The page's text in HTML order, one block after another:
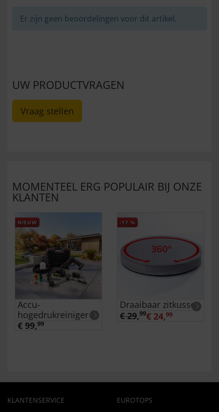
Er zijn geen beoordelingen voor dit artikel.
UW PRODUCTVRAGEN
Vraag stellen
MOMENTEEL ERG POPULAIR BIJ ONZE
KLANTEN
NIEUW
Accu-
hogedrukreiniger
€ 99,99
-17 %
Draaibaar zitkussen
€ 29,99€ 24,99
KLANTENSERVICE EUROTOPS